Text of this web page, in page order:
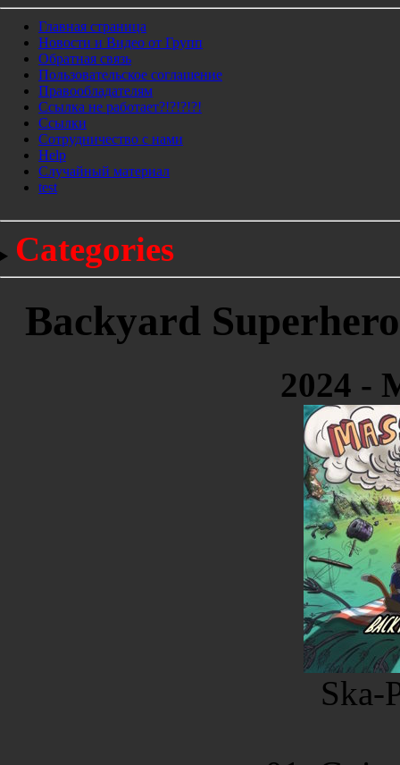
Главная страница
Новости и Видео от Групп
Обратная связь
Пользовательское соглашение
Правообладателям
Ссылка не работает?!?!?!?!
Ссылки
Сотрудничество с нами
Help
Cлучайный материал
test
Categories
Backyard
2024 -
Ska-